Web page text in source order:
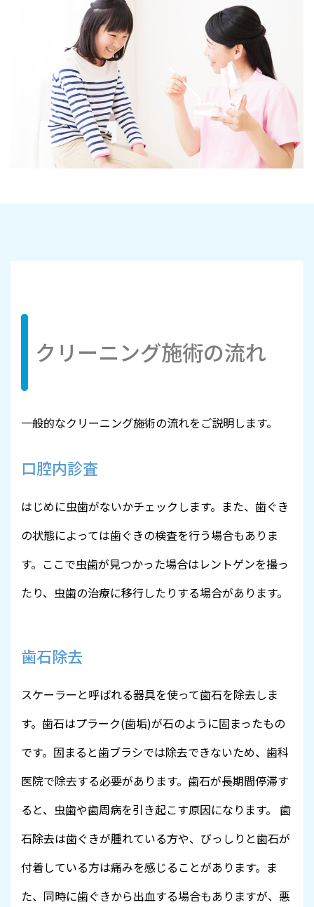
クリーニング施術の流れ
一般的なクリーニング施術の流れをご説明します。
口腔内診査
はじめに虫歯がないかチェックします。また、歯ぐき
の状態によっては歯ぐきの検査を行う場合もありま
す。ここで虫歯が見つかった場合はレントゲンを撮っ
たり、虫歯の治療に移行したりする場合があります。
歯石除去
スケーラーと呼ばれる器具を使って歯石を除去しま
す。歯石はプラーク(歯垢)が石のように固まったもの
です。固まると歯ブラシでは除去できないため、歯科
医院で除去する必要があります。歯石が長期間停滞す
ると、虫歯や歯周病を引き起こす原因になります。 歯
石除去は歯ぐきが腫れている方や、びっしりと歯石が
付着している方は痛みを感じることがあります。ま
た、同時に歯ぐきから出血する場合もありますが、悪